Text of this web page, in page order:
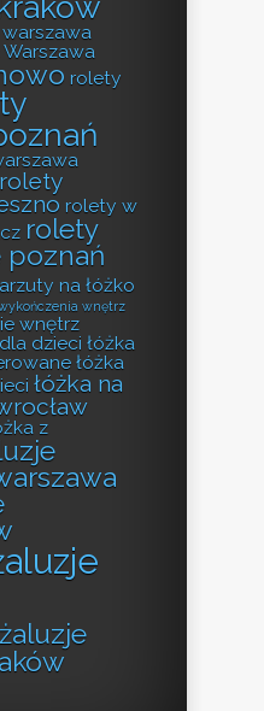
rolety
rolety
rolety w
rolety
poznań
na łóżko
wnętrz
wnętrz
dzieci łóżka
łóżka
łóżka na
z
żaluzje